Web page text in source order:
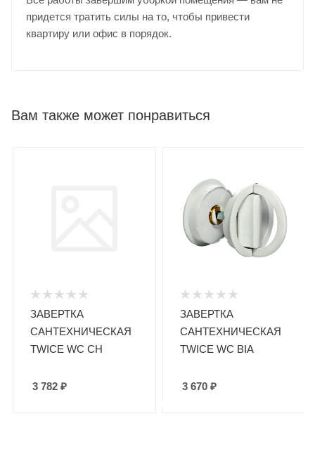
придется тратить силы на то, чтобы привести
квартиру или офис в порядок.
Вам также может понравиться
ЗАВЕРТКА
САНТЕХНИЧЕСКАЯ
TWICE WC CH
3 782 ₽
ЗАВЕРТКА
САНТЕХНИЧЕСКАЯ
TWICE WC BIA
3 670 ₽